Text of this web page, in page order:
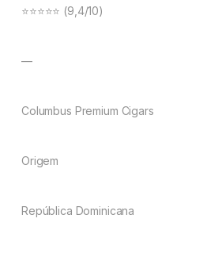
⭐⭐⭐⭐⭐ (9,4/10)
—
Columbus Premium Cigars
Origem
República Dominicana